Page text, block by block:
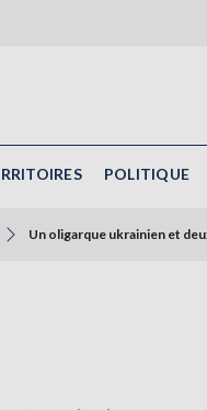
POLITIQUE
Un oligarque ukrainien et